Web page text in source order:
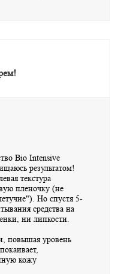
Bio Intensive
результатом!
текстура
пленочку (не
Но спустя 5-
средства на
ни липкости.
повышая уровень
кожу